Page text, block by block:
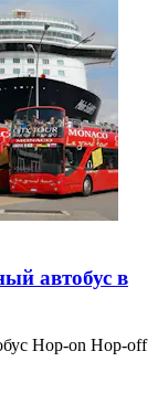
автобус в
Hop-on Hop-off